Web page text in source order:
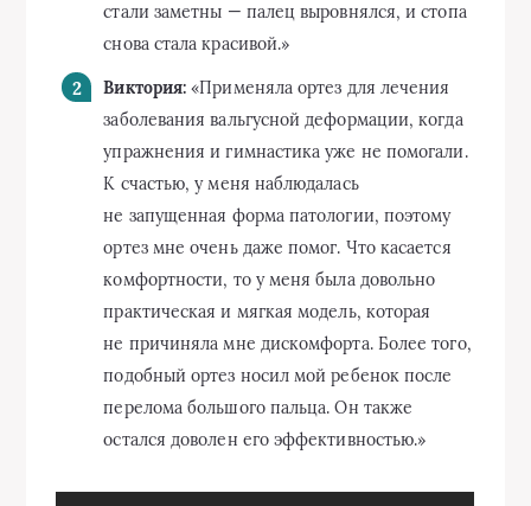
стали заметны — палец выровнялся, и стопа
снова стала красивой.»
Виктория: «Применяла ортез для лечения
заболевания вальгусной деформации, когда
упражнения и гимнастика уже не помогали.
К счастью, у меня наблюдалась
не запущенная форма патологии, поэтому
ортез мне очень даже помог. Что касается
комфортности, то у меня была довольно
практическая и мягкая модель, которая
не причиняла мне дискомфорта. Более того,
подобный ортез носил мой ребенок после
перелома большого пальца. Он также
остался доволен его эффективностью.»